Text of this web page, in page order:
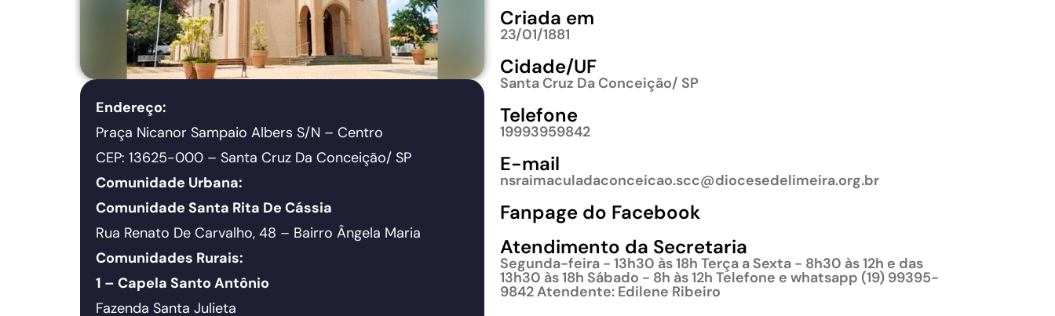
Endereço:
Praça Nicanor Sampaio Albers S/N – Centro
CEP: 13625-000 – Santa Cruz Da Conceição/ SP
Comunidade Urbana:
Comunidade Santa Rita De Cássia
Rua Renato De Carvalho, 48 – Bairro Ângela Maria
Comunidades Rurais:
1 – Capela Santo Antônio
Fazenda Santa Julieta
Criada em
23/01/1881
Cidade/UF
Santa Cruz Da Conceição/ SP
Telefone
19993959842
E-mail
nsraimaculadaconceicao.scc@diocesedelimeira.org.br
Fanpage do Facebook
Atendimento da Secretaria
Segunda-feira - 13h30 às 18h Terça a Sexta - 8h30 às 12h e das
13h30 às 18h Sábado - 8h às 12h Telefone e whatsapp (19) 99395-
9842 Atendente: Edilene Ribeiro